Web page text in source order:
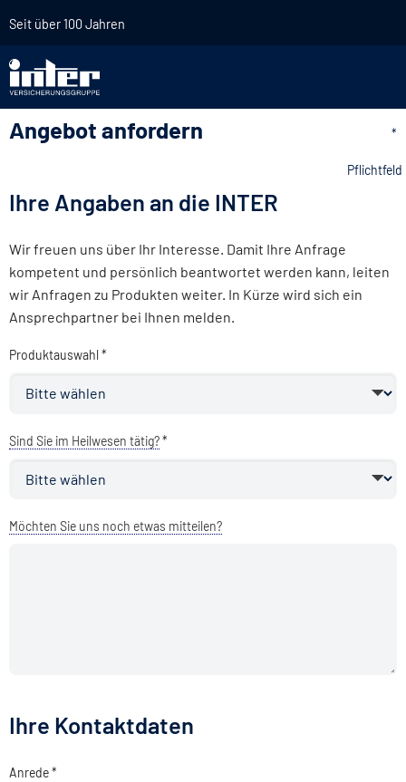
Seit über 100 Jahren
Angebot anfordern *
Pflichtfeld
Ihre Angaben an die INTER
Wir freuen uns über Ihr Interesse. Damit Ihre Anfrage
kompetent und persönlich beantwortet werden kann, leiten
wir Anfragen zu Produkten weiter. In Kürze wird sich ein
Ansprechpartner bei Ihnen melden.
Produktauswahl *
Sind Sie im Heilwesen tätig?*
Möchten Sie uns noch etwas mitteilen?
Ihre Kontaktdaten
Anrede *